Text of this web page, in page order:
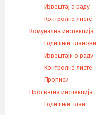
Извештај о раду
Контролне листе
Комунална инспекција
Годишњи планови
Извештаји о раду
Контролне листе
Прописи
Просветна инспекција
Годишњи план